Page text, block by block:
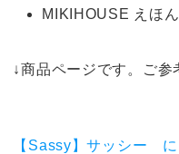
MIKIHOUSE えほん
↓商品ページです。ご参
【Sassy】サッシー